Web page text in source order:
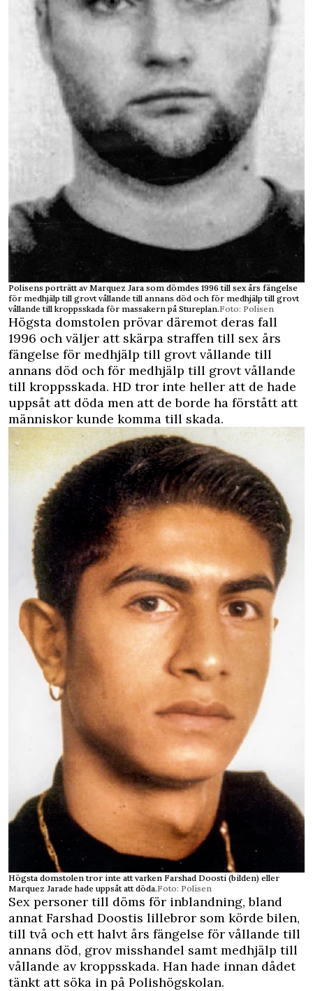
Polisens porträtt av Marquez Jara som dömdes 1996 till sex års fängelse
för medhjälp till grovt vållande till annans död och för medhjälp till grovt
vållande till kroppsskada för massakern på Stureplan.Foto: Polisen
Högsta domstolen prövar däremot deras fall
1996 och väljer att skärpa straffen till sex års
fängelse för medhjälp till grovt vållande till
annans död och för medhjälp till grovt vållande
till kroppsskada. HD tror inte heller att de hade
uppsåt att döda men att de borde ha förstått att
människor kunde komma till skada.
Högsta domstolen tror inte att varken Farshad Doosti (bilden) eller
Marquez Jarade hade uppsåt att döda.Foto: Polisen
Sex personer till döms för inblandning, bland
annat Farshad Doostis lillebror som körde bilen,
till två och ett halvt års fängelse för vållande till
annans död, grov misshandel samt medhjälp till
vållande av kroppsskada. Han hade innan dådet
tänkt att söka in på Polishögskolan.